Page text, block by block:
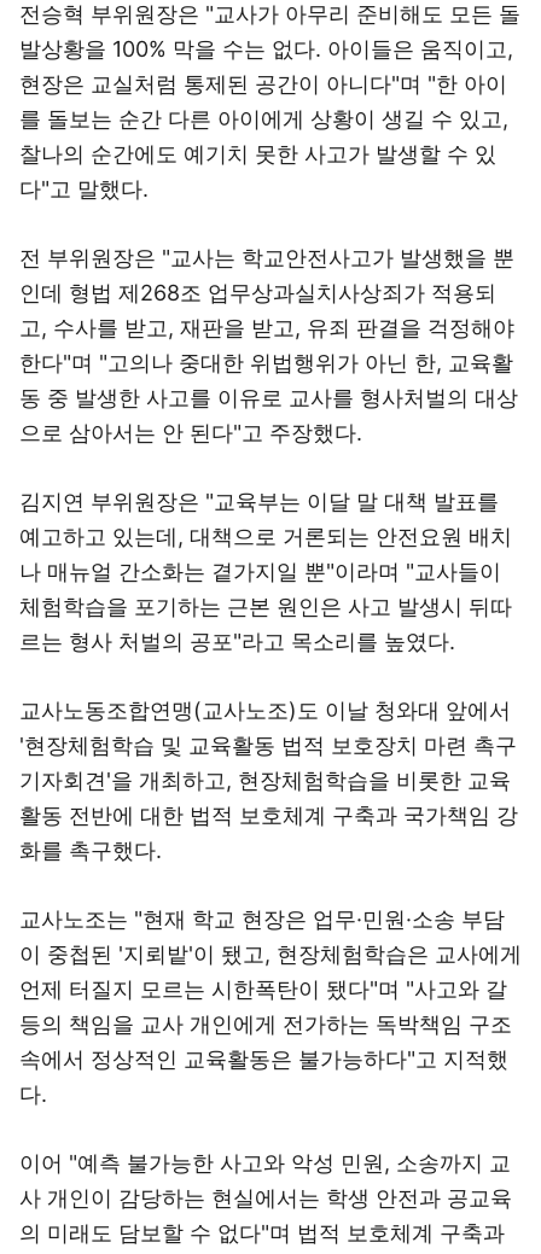
전승혁 부위원장은 "교사가 아무리 준비해도 모든 돌
발상황을 100% 막을 수는 없다. 아이들은 움직이고,
현장은 교실처럼 통제된 공간이 아니다"며 "한 아이
를 돌보는 순간 다른 아이에게 상황이 생길 수 있고,
찰나의 순간에도 예기치 못한 사고가 발생할 수 있
다"고 말했다.
전 부위원장은 "교사는 학교안전사고가 발생했을 뿐
인데 형법 제268조 업무상과실치사상죄가 적용되
고, 수사를 받고, 재판을 받고, 유죄 판결을 걱정해야
한다"며 "고의나 중대한 위법행위가 아닌 한, 교육활
동 중 발생한 사고를 이유로 교사를 형사처벌의 대상
으로 삼아서는 안 된다"고 주장했다.
김지연 부위원장은 "교육부는 이달 말 대책 발표를
예고하고 있는데, 대책으로 거론되는 안전요원 배치
나 매뉴얼 간소화는 곁가지일 뿐"이라며 "교사들이
체험학습을 포기하는 근본 원인은 사고 발생시 뒤따
르는 형사 처벌의 공포"라고 목소리를 높였다.
교사노동조합연맹(교사노조)도 이날 청와대 앞에서
'현장체험학습 및 교육활동 법적 보호장치 마련 촉구
기자회견'을 개최하고, 현장체험학습을 비롯한 교육
활동 전반에 대한 법적 보호체계 구축과 국가책임 강
화를 촉구했다.
교사노조는 "현재 학교 현장은 업무·민원·소송 부담
이 중첩된 '지뢰밭'이 됐고, 현장체험학습은 교사에게
언제 터질지 모르는 시한폭탄이 됐다"며 "사고와 갈
등의 책임을 교사 개인에게 전가하는 독박책임 구조
속에서 정상적인 교육활동은 불가능하다"고 지적했
다.
이어 "예측 불가능한 사고와 악성 민원, 소송까지 교
사 개인이 감당하는 현실에서는 학생 안전과 공교육
의 미래도 담보할 수 없다"며 법적 보호체계 구축과